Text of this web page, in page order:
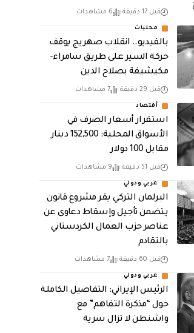
قبل 17 دقيقة 6 مشاهدات
محليات
بالفيديو.. انقلاب صهريج يوقف
حركة السير على طريق سامراء-
مكيشيفة بصلاح الدين
قبل 29 دقيقة 7 مشاهدات
أقتصاد
استقرار أسعار الصرف في
الأسواق المحلية: 152,500 دينار
مقابل 100 دولار
قبل 51 دقيقة 9 مشاهدات
عربي ودولي
البرلمان التركي يقر مشروع قانون
يتضمن تأجيل وإسقاط دعاوى عن
عناصر حزب العمال الكردستاني
بالتقادم
قبل 60 دقيقة 7 مشاهدات
عربي ودولي
الرئيس الإيراني: التفاصيل الكاملة
حول “مذكرة التفاهم” مع
واشنطن لا تزال سرية